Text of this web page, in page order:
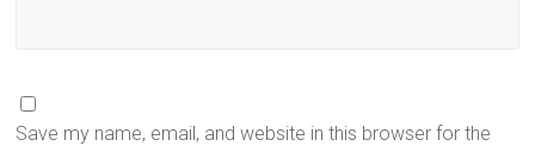
Save my name, email, and website in this browser for the